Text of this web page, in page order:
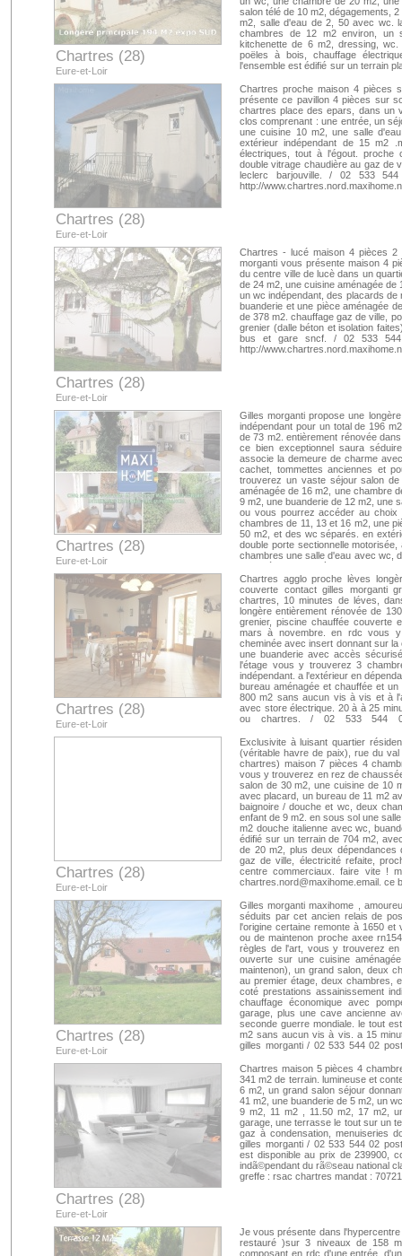
Chartres (28)
Eure-et-Loir
salon télé de 10 m2, dégagements,
m2, salle d'eau de 2, 50 avec wc.
chambres de 12 m2 environ, un
kitchenette de 6 m2, dressing,
poëles à bois, chauffage
l'ensemble est édifié sur un terrain
est disponible au prix de 440000,
indépendant du réseau national
greffe : rsac chartres mandat :
Chartres (28)
Eure-et-Loir
Chartres proche maison 4 pièces
présente ce pavillon 4 pièces sur
chartres place des epars, dans un
clos comprenant : une entrée, un
une cuisine 10 m2, une salle
extérieur indépendant de 15 m2
électriques, tout à l'égout.
double vitrage chaudière au gaz de
leclerc barjouville. / 02 533
http://
Chartres (28)
Eure-et-Loir
Chartres - lucé maison 4 pièces
morganti vous présente maison 4
du centre ville de lucè dans un
de 24 m2, une cuisine aménagée
un wc indépendant, des placards
buanderie et une pièce aménagée
de 378 m2. chauffage gaz de ville,
grenier (dalle béton et isolation
bus et gare sncf. / 02 533
http://
Chartres (28)
Eure-et-Loir
Gilles morganti propose une
indépendant pour un total de 196
de 73 m2. entièrement rénovée
ce bien exceptionnel saura
associe la demeure de charme
cachet, tommettes anciennes et
trouverez un vaste séjour salon
aménagée de 16 m2, une chambre
9 m2, une buanderie de 12 m2, une
ou vous pourrez accéder au
chambres de 11, 13 et 16 m2, une
50 m2, et des wc séparés. en
double porte sectionnelle
chambres une salle d'eau avec wc,
chaudière au gaz à
génération avec gaz argon, volets
centralisée, installation électrique
toiture entièrement refaite en petits
ref : 61947mx656
Chartres (28)
Eure-et-Loir
Chartres agglo proche lèves
couverte contact gilles morganti
chartres, 10 minutes de léves,
longère entièrement rénovée de
grenier, piscine chauffée couverte
mars à novembre. en rdc vous
cheminée avec insert donnant sur
une buanderie avec accès
l'étage vous y trouverez 3
indépendant. a l'extérieur en
bureau aménagée et chauffée et
800 m2 sans aucun vis à vis et à
avec store électrique. 20 à à 25
ou chartres. / 02 533 544
Chartres (28)
Eure-et-Loir
Exclusivite à luisant quartier
(véritable havre de paix), rue du
chartres) maison 7 pièces 4
vous y trouverez en rez de
salon de 30 m2, une cuisine de 10
avec placard, un bureau de 11 m2
baignoire / douche et wc, deux
enfant de 9 m2. en sous sol une
m2 douche italienne avec wc,
édifié sur un terrain de 704 m2,
de 20 m2, plus deux
gaz de ville, électricité refaite,
centre commerciaux. faire vite !
chartres.nord@maxihome.email . ce
maxihome n° rsac : 481098820 -
75143mx656
Chartres (28)
Eure-et-Loir
Gilles morganti maxihome ,
séduits par cet ancien relais de
l'origine certaine remonte à 1650
ou de maintenon proche axee
règles de l'art, vous y trouverez
ouverte sur une cuisine
maintenon), un grand salon, deux
au premier étage, deux chambres,
coté prestations assainissement
chauffage économique avec
garage, plus une cave ancienne
seconde guerre mondiale. le tout
m2 sans aucun vis à vis. a 15
gilles morganti / 02 533 544 02
indépendant du réseau national
greffe : rsac chartres mandat :
Chartres (28)
Eure-et-Loir
Chartres maison 5 pièces 4
341 m2 de terrain. lumineuse et
6 m2, un grand salon séjour
41 m2, une buanderie de 5 m2, un
9 m2, 11 m2 , 11.50 m2, 17 m2,
garage, une terrasse le tout sur un
gaz à condensation, menuiseries
gilles morganti / 02 533 544 02
est disponible au prix de 239900,
indã©pendant du rã©seau national
greffe : rsac chartres mandat :
Je vous présente dans
restauré )sur 3 niveaux de 158
composant en rdc d'une entrée,